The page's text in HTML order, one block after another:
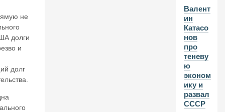
п
н
ы
07
не
долги
и
долг
Валент
ин
Катасо
нов
про
теневу
ю
эконом
ику и
развал
СССР